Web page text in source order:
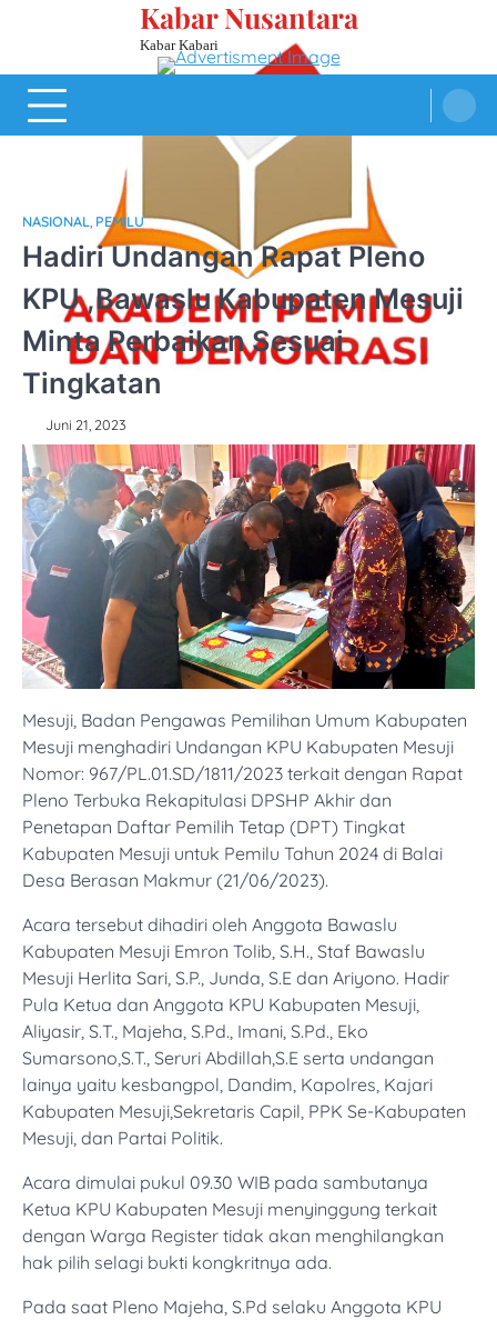
Kabar Nusantara
Kabar Kabari
NASIONAL PEMILU
Hadiri Undangan Rapat Pleno
KPU ,Bawaslu Kabupaten Mesuji
Minta Perbaikan Sesuai
Tingkatan
Juni 21, 2023
Mesuji, Badan Pengawas Pemilihan Umum Kabupaten
Mesuji menghadiri Undangan KPU Kabupaten Mesuji
Nomor: 967/PL.01.SD/1811/2023 terkait dengan Rapat
Pleno Terbuka Rekapitulasi DPSHP Akhir dan
Penetapan Daftar Pemilih Tetap (DPT) Tingkat
Kabupaten Mesuji untuk Pemilu Tahun 2024 di Balai
Desa Berasan Makmur (21/06/2023).
Acara tersebut dihadiri oleh Anggota Bawaslu
Kabupaten Mesuji Emron Tolib, S.H., Staf Bawaslu
Mesuji Herlita Sari, S.P., Junda, S.E dan Ariyono. Hadir
Pula Ketua dan Anggota KPU Kabupaten Mesuji,
Aliyasir, S.T., Majeha, S.Pd., Imani, S.Pd., Eko
Sumarsono,S.T., Seruri Abdillah,S.E serta undangan
lainya yaitu kesbangpol, Dandim, Kapolres, Kajari
Kabupaten Mesuji,Sekretaris Capil, PPK Se-Kabupaten
Mesuji, dan Partai Politik.
Acara dimulai pukul 09.30 WIB pada sambutanya
Ketua KPU Kabupaten Mesuji menyinggung terkait
dengan Warga Register tidak akan menghilangkan
hak pilih selagi bukti kongkritnya ada.
Pada saat Pleno Majeha, S.Pd selaku Anggota KPU